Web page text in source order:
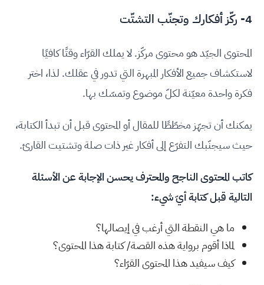
4- ركّز أفكارك وتجنّب التشتّت
المحتوى الجيّد هو محتوى مركّز. لا يملك القرّاء وقتًا كافيًا
لاستكشاف جميع الأفكار المبهرة التي تدور في عقلك. لذا، اختر
فكرة واحدة معيّنة لكلّ موضوع وتمسّك بها.
يمكنك أن تجهّز مخطّطًا للمقال أو المحتوى قبل أن تبدأ الكتابة،
حيث سيجنّبك التفرّع إلى أفكار غير ذات صلة وتشتيت القارئ.
كاتب المحتوى الناجح والمحترف يحسن الإجابة عن الأسئلة
التالية قبل كتابة أيّ شيء:
ما هي النقطة التي أرغب في إيصالها؟
لماذا أقوم برواية هذه القصة/ كتابة هذا المحتوى؟
كيف سيفيد هذا المحتوى القرّاء؟